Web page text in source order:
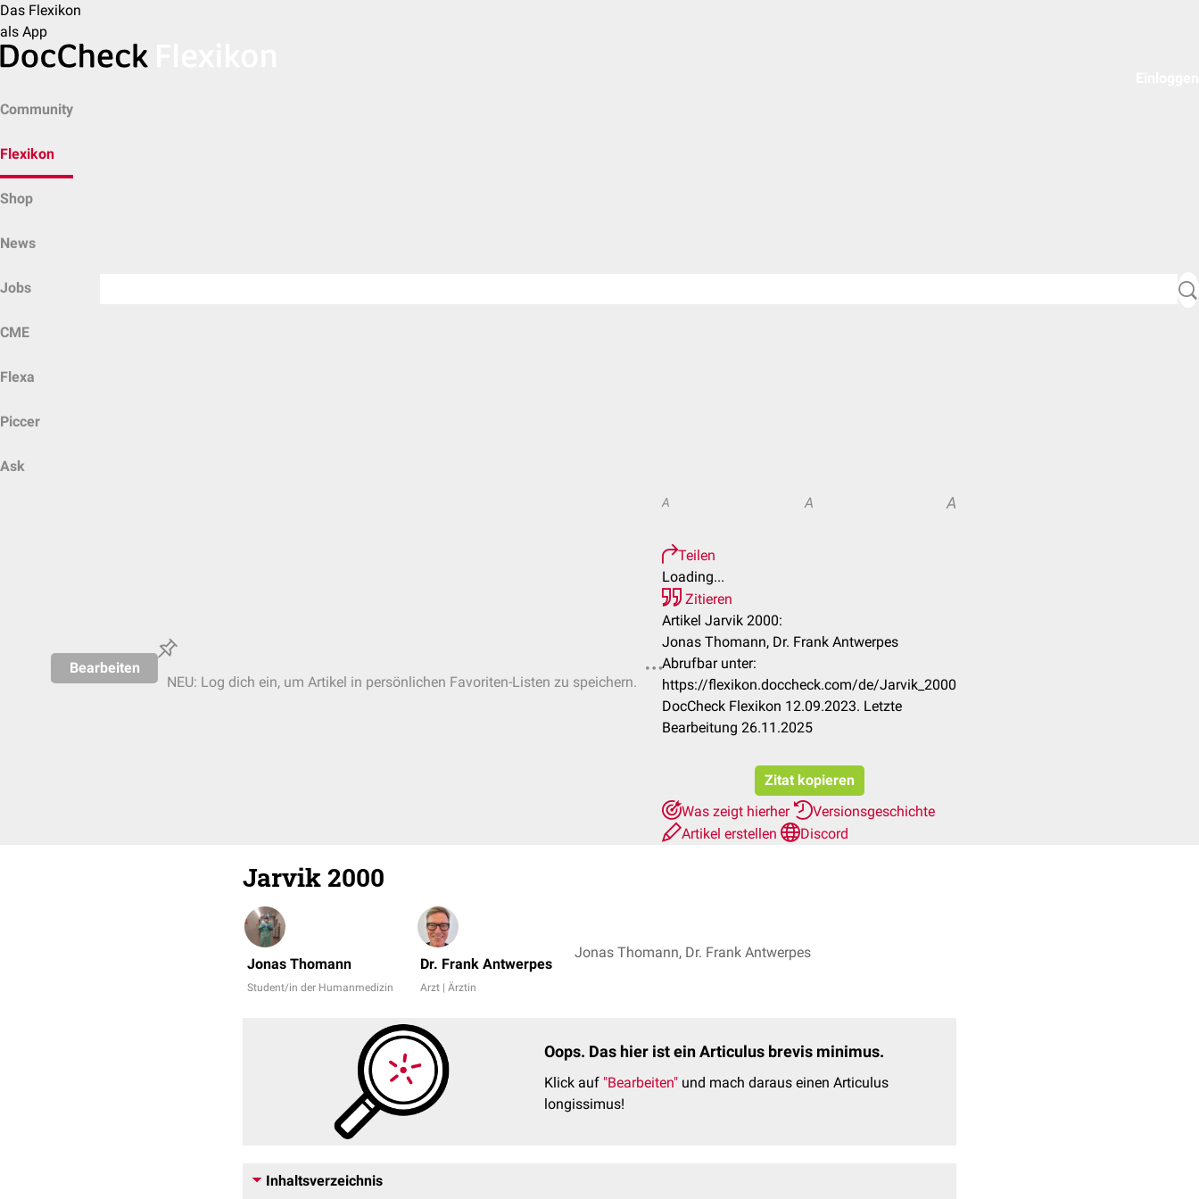
Das Flexikon
als App
Community
Flexikon
Shop
News
Jobs
CME
Flexa
Piccer
Ask
Bearbeiten
NEU: Log dich ein, um Artikel in persönlichen Favoriten-Listen zu speichern.
A A A
Teilen
Loading...
Zitieren
Artikel Jarvik 2000:
Jonas Thomann, Dr. Frank Antwerpes
Abrufbar unter:
https://flexikon.doccheck.com/de/Jarvik_2000
DocCheck Flexikon 12.09.2023. Letzte
Bearbeitung 26.11.2025
Zitat kopieren
Was zeigt hierher
Versionsgeschichte
Artikel erstellen
Discord
Jarvik 2000
Jonas Thomann
Student/in der Humanmedizin
Dr. Frank Antwerpes
Arzt | Ärztin
Jonas Thomann, Dr. Frank Antwerpes
Oops. Das hier ist ein Articulus brevis minimus.
Klick auf "Bearbeiten" und mach daraus einen Articulus
longissimus!
Inhaltsverzeichnis